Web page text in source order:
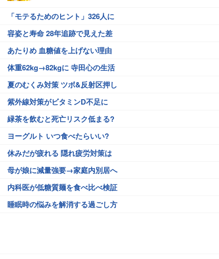
「モテるためのヒント」326人に
容姿と寿命 28年追跡で見えた差
あたりめ 血糖値を上げない理由
体重62kg→82kgに 寺田心の生活
夏のむくみ対策 ツボ&反射区押し
紫外線対策がビタミンD不足に
緑茶を飲むと死亡リスク低まる?
ヨーグルト いつ食べたらいい?
休みだが疲れる 隠れ疲労対策は
母が娘に減量強要→家庭内別居へ
内科医が低糖質麺を食べ比べ検証
睡眠時の悩みを解消する過ごし方